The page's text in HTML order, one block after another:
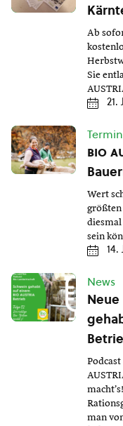
Ab
Sie
21.
bio
Wert
größten
diesmal
sein
14.
News
man